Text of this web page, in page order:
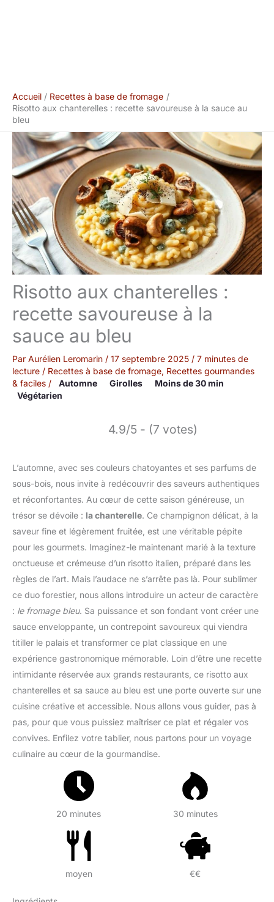
Accueil
Recettes à base de fromage
Risotto aux chanterelles : recette savoureuse à la sauce au
bleu
Risotto aux chanterelles :
recette savoureuse à la
sauce au bleu
Par Aurélien Leromarin / 17 septembre 2025 / 7 minutes de
lecture / Recettes à base de fromage, Recettes gourmandes
& faciles / Automne Girolles
Moins de 30 min
Végétarien
4.9/5 - (7 votes)
L’automne, avec ses couleurs chatoyantes et ses parfums de
sous-bois, nous invite à redécouvrir des saveurs authentiques
et réconfortantes. Au cœur de cette saison généreuse, un
trésor se dévoile : la chanterelle. Ce champignon délicat, à la
saveur fine et légèrement fruitée, est une véritable pépite
pour les gourmets. Imaginez-le maintenant marié à la texture
onctueuse et crémeuse d’un risotto italien, préparé dans les
règles de l’art. Mais l’audace ne s’arrête pas là. Pour sublimer
ce duo forestier, nous allons introduire un acteur de caractère
: le fromage bleu. Sa puissance et son fondant vont créer une
sauce enveloppante, un contrepoint savoureux qui viendra
titiller le palais et transformer ce plat classique en une
expérience gastronomique mémorable. Loin d’être une recette
intimidante réservée aux grands restaurants, ce risotto aux
chanterelles et sa sauce au bleu est une porte ouverte sur une
cuisine créative et accessible. Nous allons vous guider, pas à
pas, pour que vous puissiez maîtriser ce plat et régaler vos
convives. Enfilez votre tablier, nous partons pour un voyage
culinaire au cœur de la gourmandise.
20 minutes 30 minutes
moyen €€